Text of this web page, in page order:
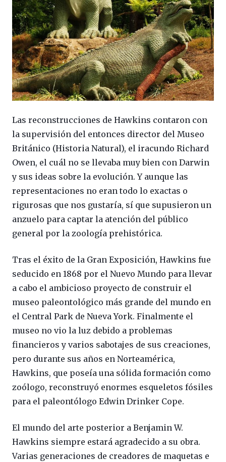
Las reconstrucciones de Hawkins contaron con
la supervisión del entonces director del Museo
Británico (Historia Natural), el iracundo Richard
Owen, el cuál no se llevaba muy bien con Darwin
y sus ideas sobre la evolución. Y aunque las
representaciones no eran todo lo exactas o
rigurosas que nos gustaría, sí que supusieron un
anzuelo para captar la atención del público
general por la zoología prehistórica.
Tras el éxito de la Gran Exposición, Hawkins fue
seducido en 1868 por el Nuevo Mundo para llevar
a cabo el ambicioso proyecto de construir el
museo paleontológico más grande del mundo en
el Central Park de Nueva York. Finalmente el
museo no vio la luz debido a problemas
financieros y varios sabotajes de sus creaciones,
pero durante sus años en Norteamérica,
Hawkins, que poseía una sólida formación como
zoólogo, reconstruyó enormes esqueletos fósiles
para el paleontólogo Edwin Drinker Cope.
El mundo del arte posterior a Benjamin W.
Hawkins siempre estará agradecido a su obra.
Varias generaciones de creadores de maquetas e